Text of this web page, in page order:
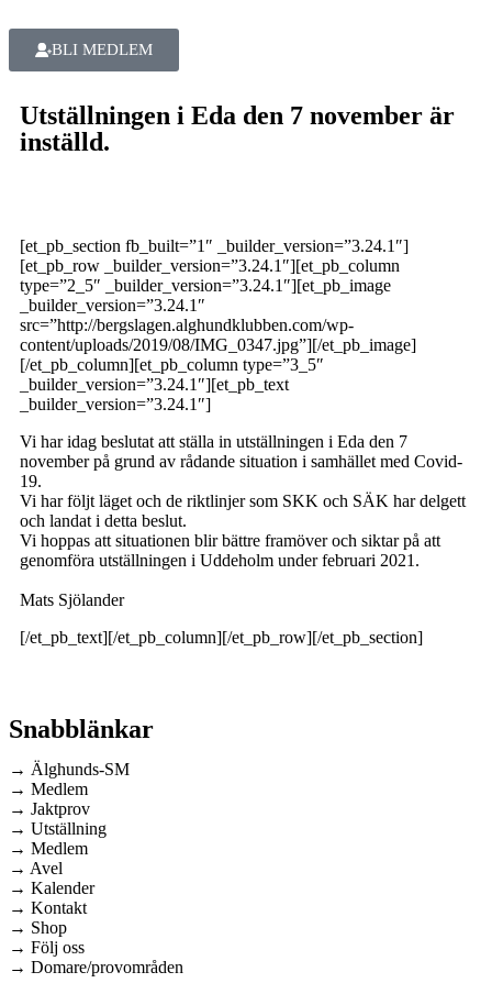
BLI MEDLEM
Utställningen i Eda den 7 november är
inställd.
[et_pb_section fb_built=”1″ _builder_version=”3.24.1″]
[et_pb_row _builder_version=”3.24.1″][et_pb_column
type=”2_5″ _builder_version=”3.24.1″][et_pb_image
_builder_version=”3.24.1″
src=”http://bergslagen.alghundklubben.com/wp-
content/uploads/2019/08/IMG_0347.jpg”][/et_pb_image]
[/et_pb_column][et_pb_column type=”3_5″
_builder_version=”3.24.1″][et_pb_text
_builder_version=”3.24.1″]
Vi har idag beslutat att ställa in utställningen i Eda den 7
november på grund av rådande situation i samhället med Covid-
19.
Vi har följt läget och de riktlinjer som SKK och SÄK har delgett
och landat i detta beslut.
Vi hoppas att situationen blir bättre framöver och siktar på att
genomföra utställningen i Uddeholm under februari 2021.
Mats Sjölander
[/et_pb_text][/et_pb_column][/et_pb_row][/et_pb_section]
Snabblänkar
→ Älghunds-SM
→ Medlem
→ Jaktprov
→ Utställning
→ Medlem
→ Avel
→ Kalender
→ Kontakt
→ Shop
→ Följ oss
→ Domare/provområden